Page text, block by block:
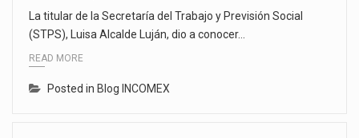
La titular de la Secretaría del Trabajo y Previsión Social
(STPS), Luisa Alcalde Luján, dio a conocer…
READ MORE
Posted in Blog INCOMEX